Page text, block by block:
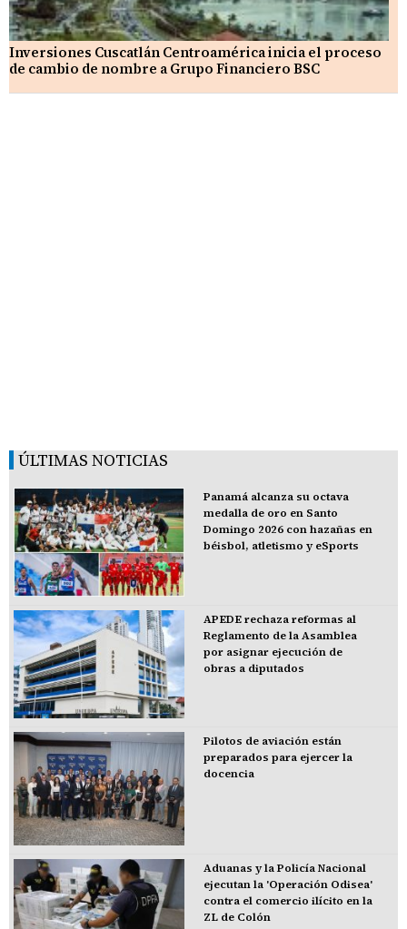
Inversiones Cuscatlán Centroamérica inicia el proceso
de cambio de nombre a Grupo Financiero BSC
ÚLTIMAS NOTICIAS
Panamá alcanza su octava
medalla de oro en Santo
Domingo 2026 con hazañas en
béisbol, atletismo y eSports
APEDE rechaza reformas al
Reglamento de la Asamblea
por asignar ejecución de
obras a diputados
Pilotos de aviación están
preparados para ejercer la
docencia
Aduanas y la Policía Nacional
ejecutan la 'Operación Odisea'
contra el comercio ilícito en la
ZL de Colón